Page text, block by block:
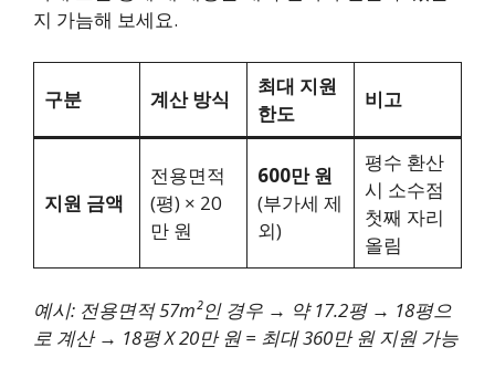
지 가늠해 보세요.
구분 계산 방식
최대 지원
한도
비고
지원 금액
전용면적
(평) × 20
만 원
600만 원
(부가세 제
외)
평수 환산
시 소수점
첫째 자리
올림
예시: 전용면적 57m²인 경우 → 약 17.2평 → 18평으
로 계산 → 18평 X 20만 원 = 최대 360만 원 지원 가능